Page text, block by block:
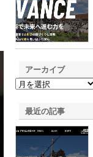
アーカイブ
最近の記事